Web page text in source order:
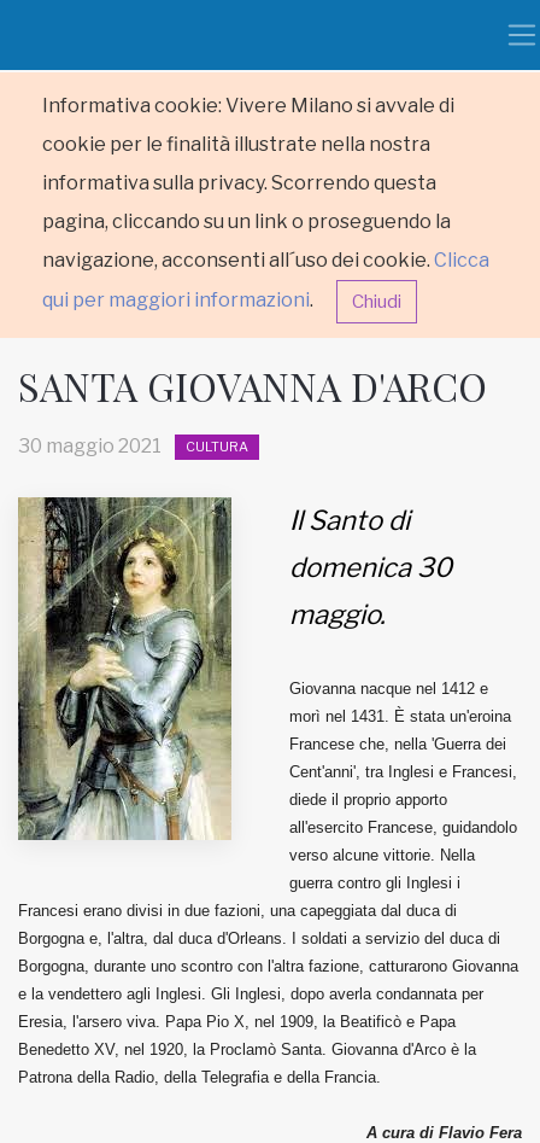
Informativa cookie: Vivere Milano si avvale di
cookie per le finalità illustrate nella nostra
informativa sulla privacy. Scorrendo questa
pagina, cliccando su un link o proseguendo la
navigazione, acconsenti all´uso dei cookie. Clicca
qui per maggiori informazioni. Chiudi
RUBRICHE
MUNICIPI
Inviateci le vostre segnalazioni
Iscriviti alla newsletter
www.viveremilano.info
Fondato e diretto da Enzo De
Imbonati, 89 20159 Milano (Italia)
Informativa sulla privacy
SANTA GIOVANNA D'ARCO
30 maggio 2021 CULTURA
Il Santo di
domenica 30
maggio.
Giovanna nacque nel 1412 e
morì nel 1431. È stata un'eroina
Francese che, nella 'Guerra dei
Cent'anni', tra Inglesi e Francesi,
diede il proprio apporto
all'esercito Francese, guidandolo
verso alcune vittorie. Nella
guerra contro gli Inglesi i
Francesi erano divisi in due fazioni, una capeggiata dal duca di
Borgogna e, l'altra, dal duca d'Orleans. I soldati a servizio del duca di
Borgogna, durante uno scontro con l'altra fazione, catturarono Giovanna
e la vendettero agli Inglesi. Gli Inglesi, dopo averla condannata per
Eresia, l'arsero viva. Papa Pio X, nel 1909, la Beatificò e Papa
Benedetto XV, nel 1920, la Proclamò Santa. Giovanna d'Arco è la
Patrona della Radio, della Telegrafia e della Francia.
A cura di Flavio Fera